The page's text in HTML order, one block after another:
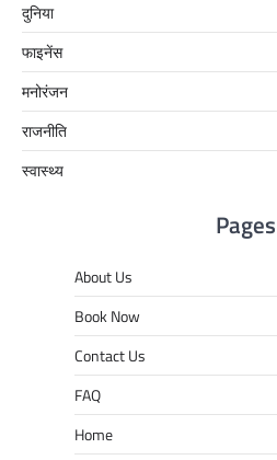
दुनिया
फाइनेंस
मनोरंजन
राजनीति
स्वास्थ्य
Pages
About Us
Book Now
Contact Us
FAQ
Home